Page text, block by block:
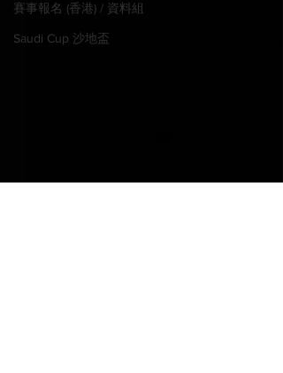
賽事報名 (香港) / 資料組
Saudi Cup 沙地盃